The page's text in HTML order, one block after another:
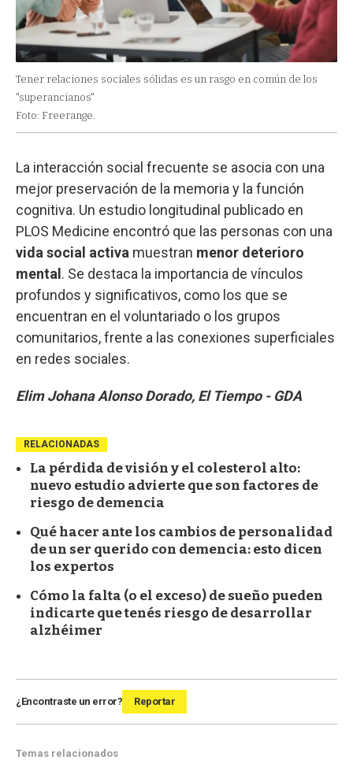
Tener relaciones sociales sólidas es un rasgo en común de los
"superancianos"
Foto: Freerange.
La interacción social frecuente se asocia con una
mejor preservación de la memoria y la función
cognitiva. Un estudio longitudinal publicado en
PLOS Medicine encontró que las personas con una
vida social activa muestran menor deterioro
mental. Se destaca la importancia de vínculos
profundos y significativos, como los que se
encuentran en el voluntariado o los grupos
comunitarios, frente a las conexiones superficiales
en redes sociales.
Elim Johana Alonso Dorado, El Tiempo - GDA
RELACIONADAS
La pérdida de visión y el colesterol alto:
nuevo estudio advierte que son factores de
riesgo de demencia
Qué hacer ante los cambios de personalidad
de un ser querido con demencia: esto dicen
los expertos
Cómo la falta (o el exceso) de sueño pueden
indicarte que tenés riesgo de desarrollar
alzhéimer
¿Encontraste un error? Reportar
Temas relacionados